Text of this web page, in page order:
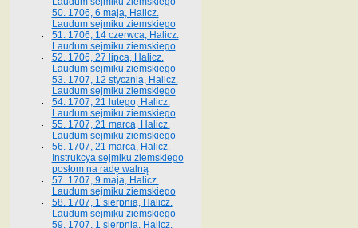
50. 1706, 6 maja, Halicz.
Laudum sejmiku ziemskiego
51. 1706, 14 czerwca, Halicz.
Laudum sejmiku ziemskiego
52. 1706, 27 lipca, Halicz.
Laudum sejmiku ziemskiego
53. 1707, 12 stycznia, Halicz.
Laudum sejmiku ziemskiego
54. 1707, 21 lutego, Halicz.
Laudum sejmiku ziemskiego
55. 1707, 21 marca, Halicz.
Laudum sejmiku ziemskiego
56. 1707, 21 marca, Halicz.
Instrukcya sejmiku ziemskiego
posłom na radę walną
57. 1707, 9 maja, Halicz.
Laudum sejmiku ziemskiego
58. 1707, 1 sierpnia, Halicz.
Laudum sejmiku ziemskiego
59. 1707, 1 sierpnia, Halicz.